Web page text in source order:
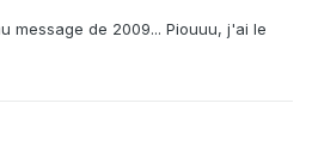
message de 2009... Piouuu, j'ai le